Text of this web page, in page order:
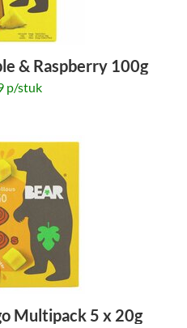
& Raspberry 100g
p/stuk
Multipack 5 x 20g